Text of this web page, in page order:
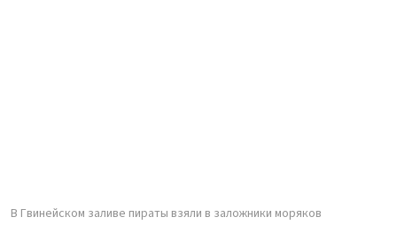
В Гвинейском заливе пираты взяли в заложники моряков